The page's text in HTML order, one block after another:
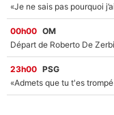
00h00 OM
23h00 PSG